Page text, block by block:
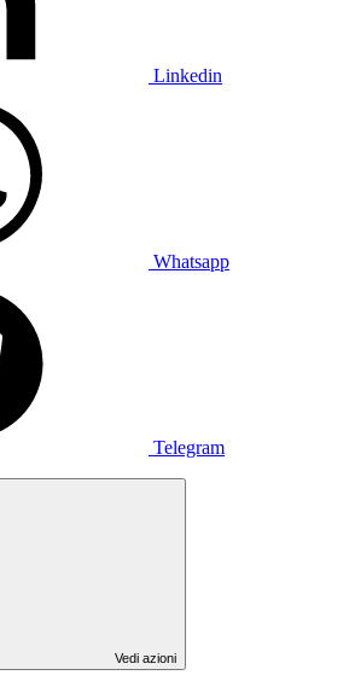
Linkedin
Whatsapp
Telegram
Vedi azioni